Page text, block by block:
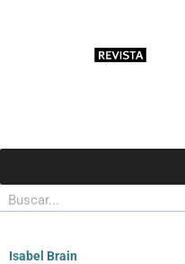
Buscar
Isabel Brain